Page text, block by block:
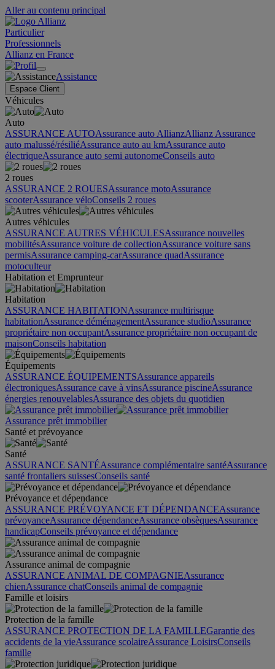
Aller au contenu principal
Particulier
Professionnels
Allianz en France
Assistance
Espace Client
Véhicules
Auto
ASSURANCE AUTOAssurance auto AllianzAllianz Assurance
auto malussé/résiliéAssurance auto au kmAssurance auto
électriqueAssurance auto semi autonomeConseils auto
2 roues
ASSURANCE 2 ROUESAssurance motoAssurance
scooterAssurance véloConseils 2 roues
Autres véhicules
ASSURANCE AUTRES VÉHICULESAssurance nouvelles
mobilitésAssurance voiture de collectionAssurance voiture sans
permisAssurance camping-carAssurance quadAssurance
motoculteur
Habitation et Emprunteur
Habitation
ASSURANCE HABITATIONAssurance multirisque
habitationAssurance déménagementAssurance studioAssurance
propriétaire non occupantAssurance propriétaire non occupant de
maisonConseils habitation
Équipements
ASSURANCE ÉQUIPEMENTSAssurance appareils
électroniquesAssurance cave à vinsAssurance piscineAssurance
énergies renouvelablesAssurance des objets du quotidien
Assurance prêt immobilier
Santé et prévoyance
Santé
ASSURANCE SANTÉAssurance complémentaire santéAssurance
santé frontaliers suissesConseils santé
Prévoyance et dépendance
ASSURANCE PRÉVOYANCE ET DÉPENDANCEAssurance
prévoyanceAssurance dépendanceAssurance obsèquesAssurance
handicapConseils prévoyance et dépendance
Assurance animal de compagnie
ASSURANCE ANIMAL DE COMPAGNIEAssurance
chienAssurance chatConseils animal de compagnie
Famille et loisirs
Protection de la famille
ASSURANCE PROTECTION DE LA FAMILLEGarantie des
accidents de la vieAssurance scolaireAssurance LoisirsConseils
famille